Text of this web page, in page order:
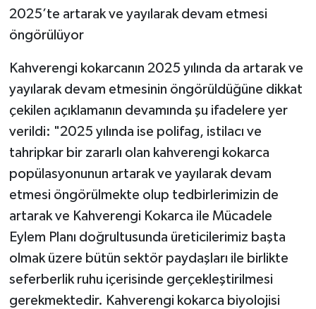
2025’te artarak ve yayılarak devam etmesi
öngörülüyor
Kahverengi kokarcanın 2025 yılında da artarak ve
yayılarak devam etmesinin öngörüldüğüne dikkat
çekilen açıklamanın devamında şu ifadelere yer
verildi: "2025 yılında ise polifag, istilacı ve
tahripkar bir zararlı olan kahverengi kokarca
popülasyonunun artarak ve yayılarak devam
etmesi öngörülmekte olup tedbirlerimizin de
artarak ve Kahverengi Kokarca ile Mücadele
Eylem Planı doğrultusunda üreticilerimiz başta
olmak üzere bütün sektör paydaşları ile birlikte
seferberlik ruhu içerisinde gerçekleştirilmesi
gerekmektedir. Kahverengi kokarca biyolojisi